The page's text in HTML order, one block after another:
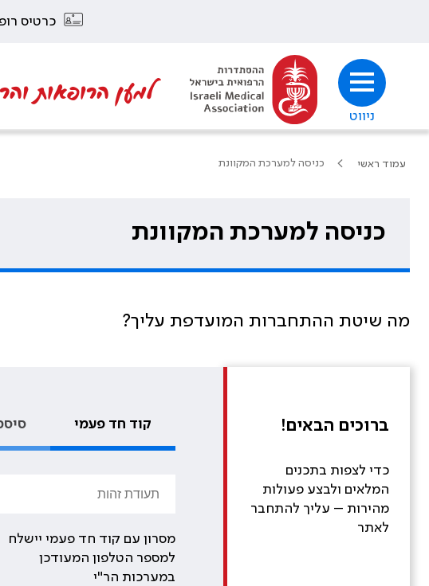
כרטיס
ניווט
למען הרופאות
עמוד ראשי כניסה למערכת המקוונת
כניסה למערכת המקוונת
מה שיטת ההתחברות המועדפת עליך?
ברוכים הבאים!
כדי לצפות בתכנים
המלאים ולבצע פעולות
מהירות – עליך להתחבר
לאתר
קוד חד פעמי
מסרון עם קוד חד פעמי יישלח
למספר הטלפון המעודכן
במערכות הר"י